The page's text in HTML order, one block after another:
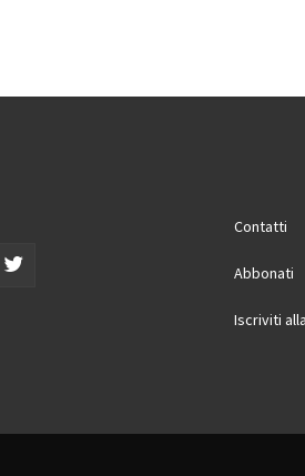
Contatti
Abbonati
Iscriviti